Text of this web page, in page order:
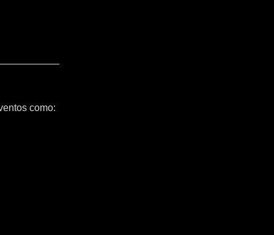
como: